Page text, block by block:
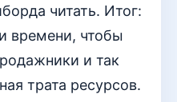
читать. Итог:
времени, чтобы
и так
трата ресурсов.